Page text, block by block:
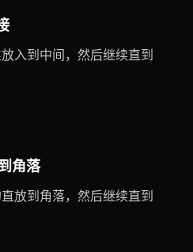
入到中间，然后继续直到
角落
放到角落，然后继续直到